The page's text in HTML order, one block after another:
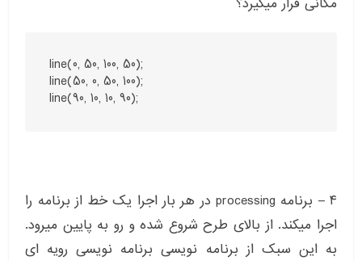
line(0, 50, 100, 50);
line(50, 0, 50, 100);
line(90, 10, 10, 90);
۴ – برنامه processing در هر بار اجرا یک خط از برنامه را
اجرا میکند. از بالای طرح شروع شده و رو به پایین میرود.
به این سبک از برنامه نویسی برنامه نویسی رویه ای